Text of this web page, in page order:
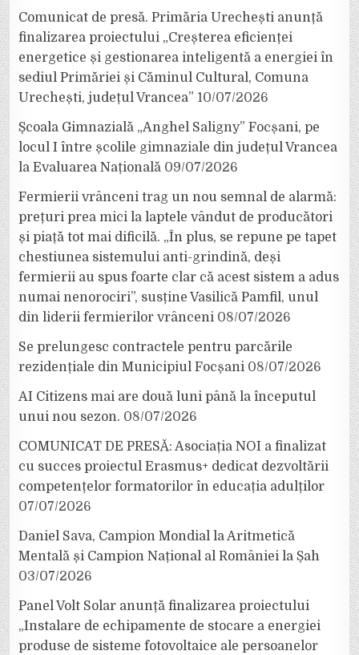
Comunicat de presă. Primăria Urechești anunță
finalizarea proiectului „Creșterea eficienței
energetice și gestionarea inteligentă a energiei în
sediul Primăriei și Căminul Cultural, Comuna
Urechești, județul Vrancea” 10/07/2026
Școala Gimnazială „Anghel Saligny” Focșani, pe
locul I între școlile gimnaziale din județul Vrancea
la Evaluarea Națională 09/07/2026
Fermierii vrânceni trag un nou semnal de alarmă:
prețuri prea mici la laptele vândut de producători
și piață tot mai dificilă. „În plus, se repune pe tapet
chestiunea sistemului anti-grindină, deși
fermierii au spus foarte clar că acest sistem a adus
numai nenorociri”, susține Vasilică Pamfil, unul
din liderii fermierilor vrânceni 08/07/2026
Se prelungesc contractele pentru parcările
rezidențiale din Municipiul Focșani 08/07/2026
AI Citizens mai are două luni până la începutul
unui nou sezon. 08/07/2026
COMUNICAT DE PRESĂ: Asociația NOI a finalizat
cu succes proiectul Erasmus+ dedicat dezvoltării
competențelor formatorilor în educația adulților
07/07/2026
Daniel Sava, Campion Mondial la Aritmetică
Mentală și Campion Național al României la Șah
03/07/2026
Panel Volt Solar anunță finalizarea proiectului
„Instalare de echipamente de stocare a energiei
produse de sisteme fotovoltaice ale persoanelor